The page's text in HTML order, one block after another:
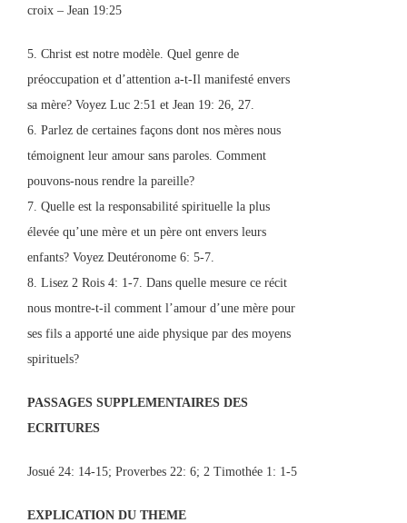
croix – Jean 19:25
5. Christ est notre modèle. Quel genre de
préoccupation et d’attention a-t-Il manifesté envers
sa mère? Voyez Luc 2:51 et Jean 19: 26, 27.
6. Parlez de certaines façons dont nos mères nous
témoignent leur amour sans paroles. Comment
pouvons-nous rendre la pareille?
7. Quelle est la responsabilité spirituelle la plus
élevée qu’une mère et un père ont envers leurs
enfants? Voyez Deutéronome 6: 5-7.
8. Lisez 2 Rois 4: 1-7. Dans quelle mesure ce récit
nous montre-t-il comment l’amour d’une mère pour
ses fils a apporté une aide physique par des moyens
spirituels?
PASSAGES SUPPLEMENTAIRES DES
ECRITURES
Josué 24: 14-15; Proverbes 22: 6; 2 Timothée 1: 1-5
EXPLICATION DU THEME